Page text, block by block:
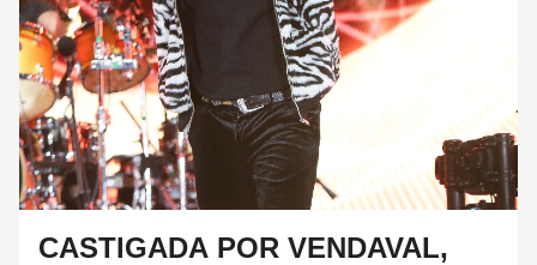
CASTIGADA POR VENDAVAL,